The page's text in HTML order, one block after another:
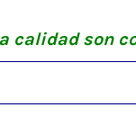
calidad son